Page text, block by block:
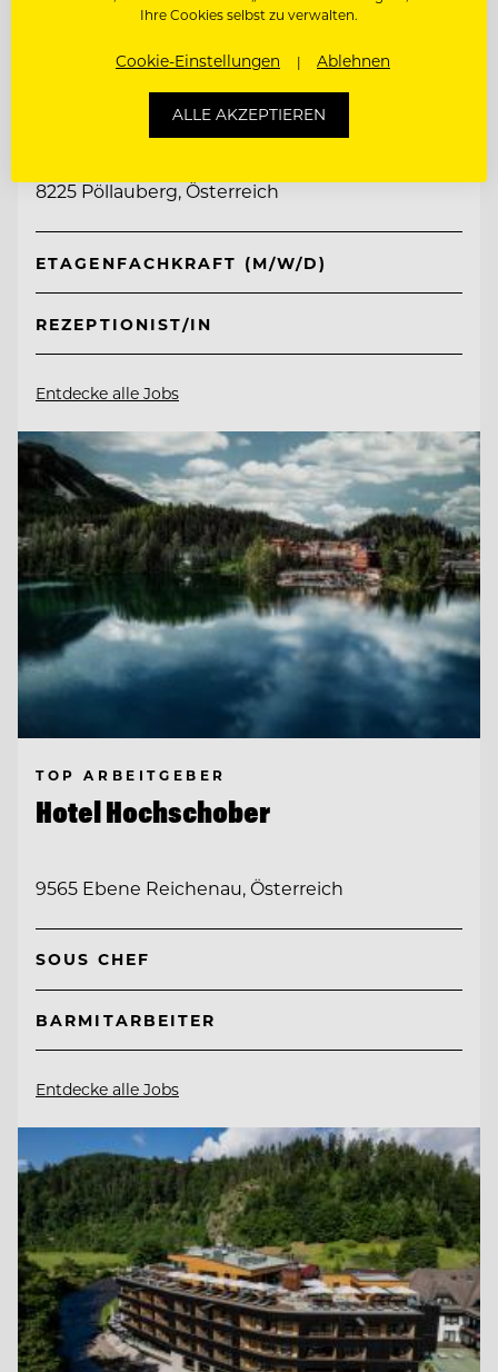
Retter Bio-Natur-Resort
8225 Pöllauberg, Österreich
ETAGENFACHKRAFT (M/W/D)
REZEPTIONIST/IN
Entdecke alle Jobs
TOP ARBEITGEBER
Hotel Hochschober
9565 Ebene Reichenau, Österreich
SOUS CHEF
BARMITARBEITER
Entdecke alle Jobs
Ihre Cookies selbst zu verwalten.
Cookie-Einstellungen Ablehnen
ALLE AKZEPTIEREN